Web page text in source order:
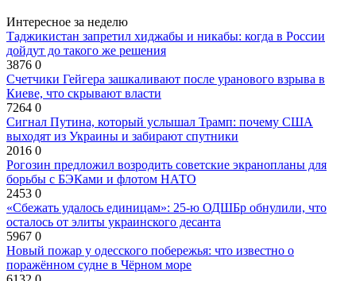
Интересное за неделю
Таджикистан запретил хиджабы и никабы: когда в России
дойдут до такого же решения
3876 0
Счетчики Гейгера зашкаливают после уранового взрыва в
Киеве, что скрывают власти
7264 0
Сигнал Путина, который услышал Трамп: почему США
выходят из Украины и забирают спутники
2016 0
Рогозин предложил возродить советские экранопланы для
борьбы с БЭКами и флотом НАТО
2453 0
«Сбежать удалось единицам»: 25-ю ОДШБр обнулили, что
осталось от элиты украинского десанта
5967 0
Новый пожар у одесского побережья: что известно о
поражённом судне в Чёрном море